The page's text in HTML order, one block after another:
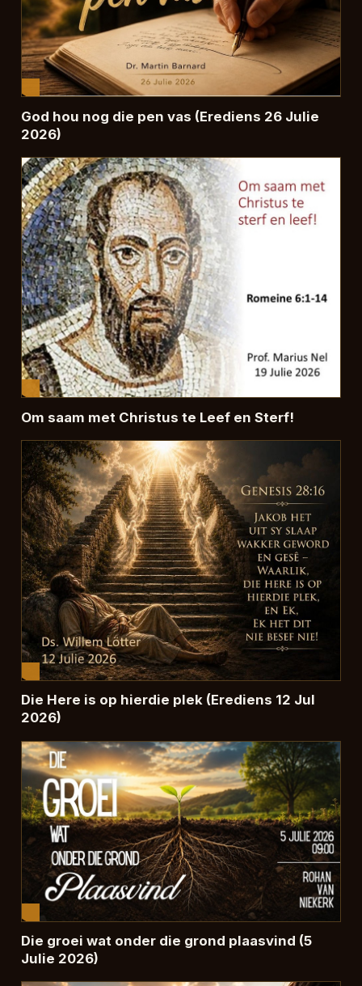
God hou nog die pen vas (Erediens 26 Julie
2026)
Om saam met Christus te Leef en Sterf!
Die Here is op hierdie plek (Erediens 12 Jul
2026)
Die groei wat onder die grond plaasvind (5
Julie 2026)